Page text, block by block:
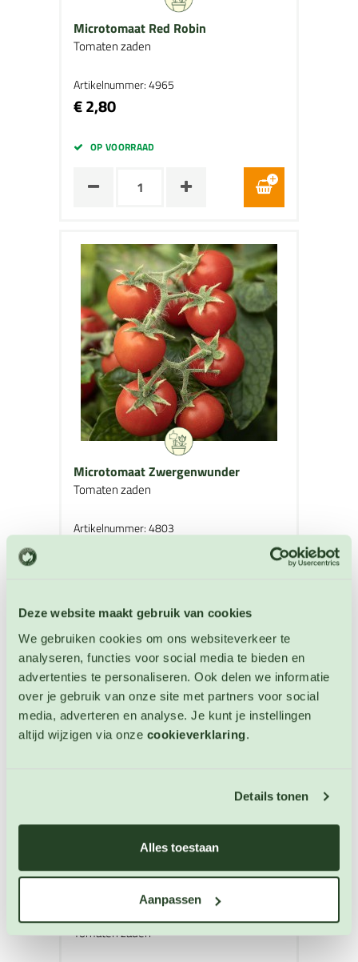
Deze website maakt gebruik van cookies
We gebruiken cookies om ons websiteverkeer te
analyseren, functies voor social media te bieden en
advertenties te personaliseren. Ook delen we informatie
over je gebruik van onze site met partners voor social
media, adverteren en analyse. Je kunt je instellingen
altijd wijzigen via onze cookieverklaring.
Details tonen
Alles toestaan
Aanpassen
Microtomaat Red Robin
Tomaten zaden
Artikelnummer: 4965
€ 2,80
OP VOORRAAD
Microtomaat Zwergenwunder
Tomaten zaden
Artikelnummer: 4803
Tomaten zaden